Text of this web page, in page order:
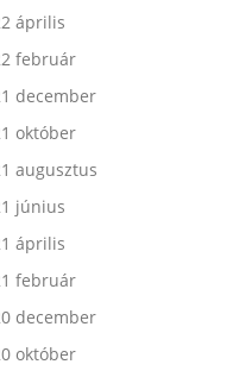
április
február
december
október
augusztus
június
április
február
december
október